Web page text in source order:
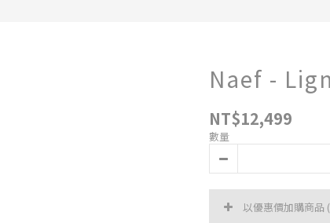
Naef -
NT$12,499
數量
以優惠價加購商品